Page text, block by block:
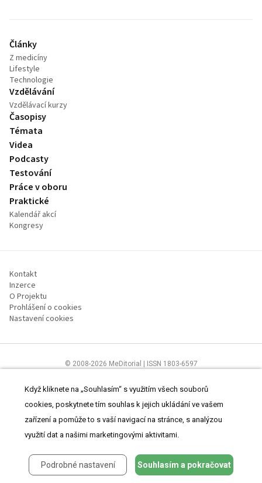
Články
Z medicíny
Lifestyle
Technologie
Vzdělávání
Vzdělávací kurzy
Časopisy
Témata
Videa
Podcasty
Testování
Práce v oboru
Praktické
Kalendář akcí
Kongresy
Kontakt
Inzerce
O Projektu
Prohlášení o cookies
Nastavení cookies
© 2008-2026 MeDitorial | ISSN 1803-6597
pracovníkům.Čtěte prohlášeníaZásady zpracování osobních údajů
Když kliknete na „Souhlasím“ s využitím všech souborů
cookies, poskytnete tím souhlas k jejich ukládání ve vašem
zařízení a pomůže to s vaší navigací na stránce, s analýzou
využití dat a našimi marketingovými aktivitami.
Podrobné nastavení Souhlasím a pokračovat